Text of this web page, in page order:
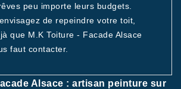
peu importe leurs budgets.
de repeindre votre toit,
que M.K Toiture - Facade Alsace
faut contacter.
Alsace : artisan peinture sur